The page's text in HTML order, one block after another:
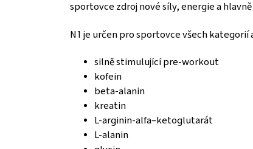
sportovce zdroj nové síly, energie a
N1 je určen pro sportovce všech
silně stimulující pre-workout
kofein
beta-alanin
kreatin
L-arginin-alfa–ketoglutarát
L-alanin